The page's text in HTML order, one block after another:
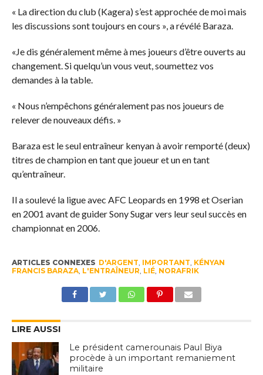
« La direction du club (Kagera) s’est approchée de moi mais
les discussions sont toujours en cours », a révélé Baraza.
«Je dis généralement même à mes joueurs d’être ouverts au
changement. Si quelqu’un vous veut, soumettez vos
demandes à la table.
« Nous n’empêchons généralement pas nos joueurs de
relever de nouveaux défis. »
Baraza est le seul entraîneur kenyan à avoir remporté (deux)
titres de champion en tant que joueur et un en tant
qu’entraîneur.
Il a soulevé la ligue avec AFC Leopards en 1998 et Oserian
en 2001 avant de guider Sony Sugar vers leur seul succès en
championnat en 2006.
ARTICLES CONNEXES D'ARGENT, IMPORTANT, KÉNYAN
FRANCIS BARAZA, L'ENTRAÎNEUR, LIÉ, NORAFRIK
LIRE AUSSI
Le président camerounais Paul Biya
procède à un important remaniement
militaire